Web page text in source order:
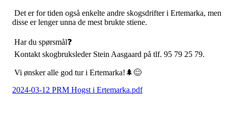
Det er for tiden også enkelte andre skogsdrifter i Ertemarka, men
disse er lenger unna de mest brukte stiene.
Har du spørsmål❓
Kontakt skogbruksleder Stein Aasgaard på tlf. 95 79 25 79.
Vi ønsker alle god tur i Ertemarka!🌲😊
2024-03-12 PRM Hogst i Ertemarka.pdf